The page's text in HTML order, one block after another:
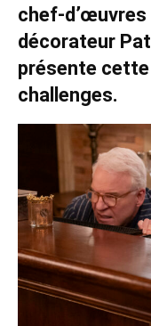
chef-d’œuvres
décorateur
présente
challenges.